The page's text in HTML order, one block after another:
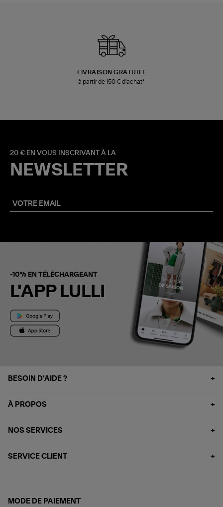
LIVRAISON GRATUITE
à partir de 150 € d'achat*
20 € EN VOUS INSCRIVANT À LA
NEWSLETTER
-10% EN TÉLÉCHARGEANT
L'APP LULLI
BESOIN D'AIDE ?
À PROPOS
NOS SERVICES
SERVICE CLIENT
MODE DE PAIEMENT